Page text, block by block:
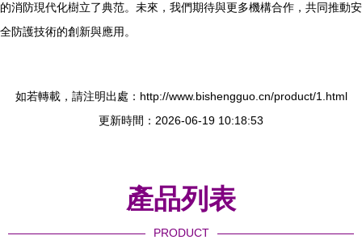
的消防現代化樹立了典范。未來，我們期待與更多機構合作，共同推動安
全防護技術的創新與應用。
如若轉載，請注明出處：http://www.bishengguo.cn/product/1.html
更新時間：2026-06-19 10:18:53
產品列表
PRODUCT